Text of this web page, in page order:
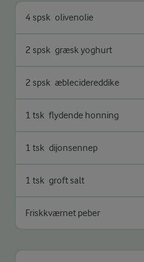
4 spsk olivenolie
2 spsk græsk yoghurt
2 spsk æblecidereddike
1 tsk flydende honning
1 tsk dijonsennep
1 tsk groft salt
Friskkværnet peber